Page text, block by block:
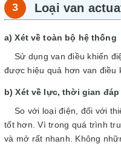
Loại van
Xét về toàn bộ hệ thống
Sử dụng van điều khiển
được hiệu quả hơn van điều
Xét về lực, thời gian đáp
So với loại điện, đối với
tốt hơn. Vì trong quá trình
và mở rất nhanh. Không